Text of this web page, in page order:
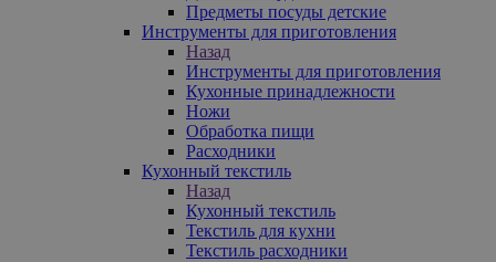
Предметы посуды детские
Инструменты для приготовления
Назад
Инструменты для приготовления
Кухонные принадлежности
Ножи
Обработка пищи
Расходники
Кухонный текстиль
Назад
Кухонный текстиль
Текстиль для кухни
Текстиль расходники